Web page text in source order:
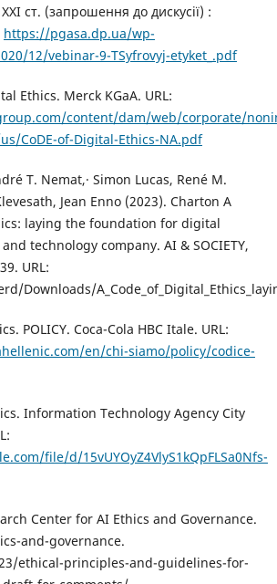
ст. (запрошення до дискусії) :
https://pgasa.dp.ua/wp-
12/vebinar-9-TSyfrovyj-etyket_.pdf
Ethics. Merck KGaA. URL:
content/dam/web/corporate/
CoDE-of-Digital-Ethics-NA.pdf
T. Nemat,· Simon Lucas, René M.
Jean Enno (2023). Charton A
laying the foundation for digital
technology company. AI & SOCIETY,
URL:
Downloads/
POLICY. Coca-Cola HBC Itale. URL:
en/chi-siamo/policy/codice-
Information Technology Agency City
file/d/15vUYOyZ4VlyS1kQpFLSa0Nfs-
Center for AI Ethics and Governance.
and-governance.
ethical-principles-and-guidelines-for-